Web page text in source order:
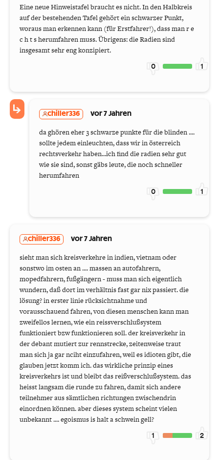
Eine neue Hinweistafel braucht es nicht. In den Halbkreis
auf der bestehenden Tafel gehört ein schwarzer Punkt,
woraus man erkennen kann (für Erstfahrer!), dass man r e
c h t s herumfahren muss. Übrigens: die Radien sind
insgesamt sehr eng konzipiert.
0 1
chiller336 vor 7 Jahren
da ghören eher 3 schwarze punkte für die blinden ....
sollte jedem einleuchten, dass wir in österreich
rechtsverkehr haben...ich find die radien sehr gut
wie sie sind, sonst gäbs leute, die noch schneller
herumfahren
0 1
chiller336 vor 7 Jahren
sieht man sich kreisverkehre in indien, vietnam oder
sonstwo im osten an .... massen an autofahrern,
mopedfahrern, fußgängern - muss man sich eigentlich
wundern, daß dort im verhältnis fast gar nix passiert. die
lösung? in erster linie rücksichtnahme und
vorausschauend fahren, von diesen menschen kann man
zweifellos lernen, wie ein reissverschlußsystem
funktioniert bzw funktionieren soll. der kreisverkehr in
der debant mutiert zur rennstrecke, zeitenweise traut
man sich ja gar nciht einzufahren, weil es idioten gibt, die
glauben jetzt komm ich. das wirkliche prinzip eines
kreisverkehrs ist und bleibt das reißverschlußsystem. das
heisst langsam die runde zu fahren, damit sich andere
teilnehmer aus sämtlichen richtungen zwischendrin
einordnen können. aber dieses system scheint vielen
unbekannt .... egoismus is halt a schwein gell?
1 2